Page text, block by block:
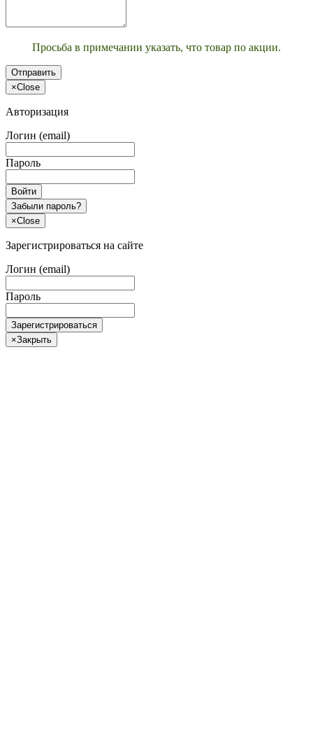
Просьба в примечании указать, что товар по акции.
Отправить
×Close
Авторизация
Логин (email)
Пароль
Войти
Забыли пароль?
×Close
Зарегистрироваться на сайте
Логин (email)
Пароль
Зарегистрироваться
×Закрыть